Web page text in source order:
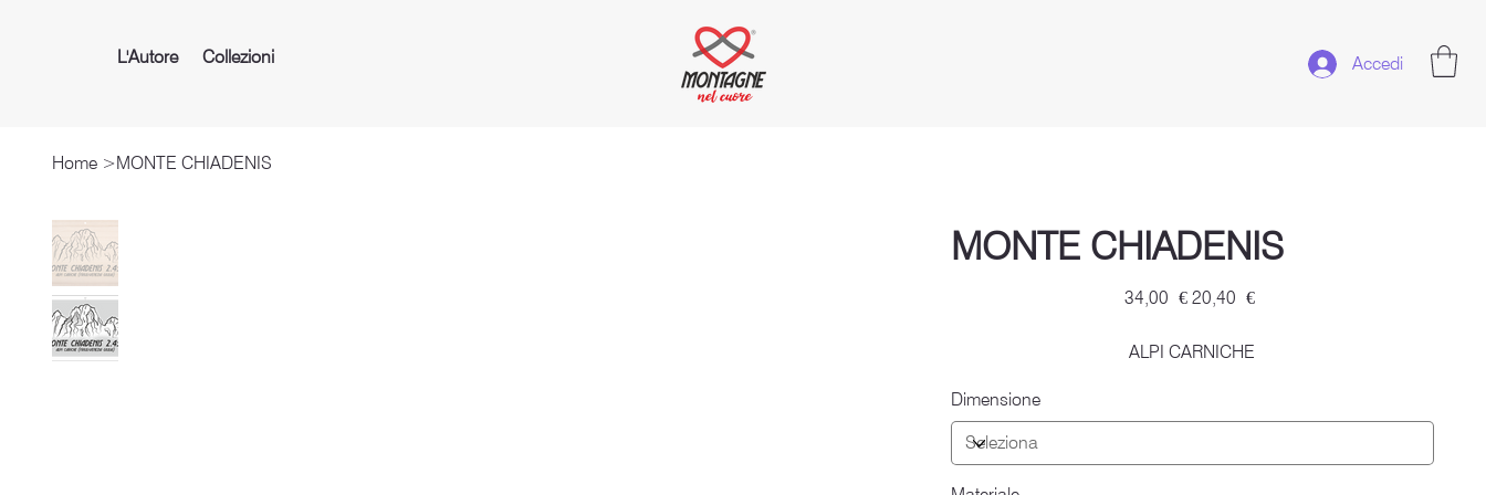
L'Autore Collezioni Accedi
Home >MONTE CHIADENIS
MONTE CHIADENIS
Prezzo
originale
34,00 € Prezzo
scontato
20,40 €
ALPI CARNICHE
Dimensione